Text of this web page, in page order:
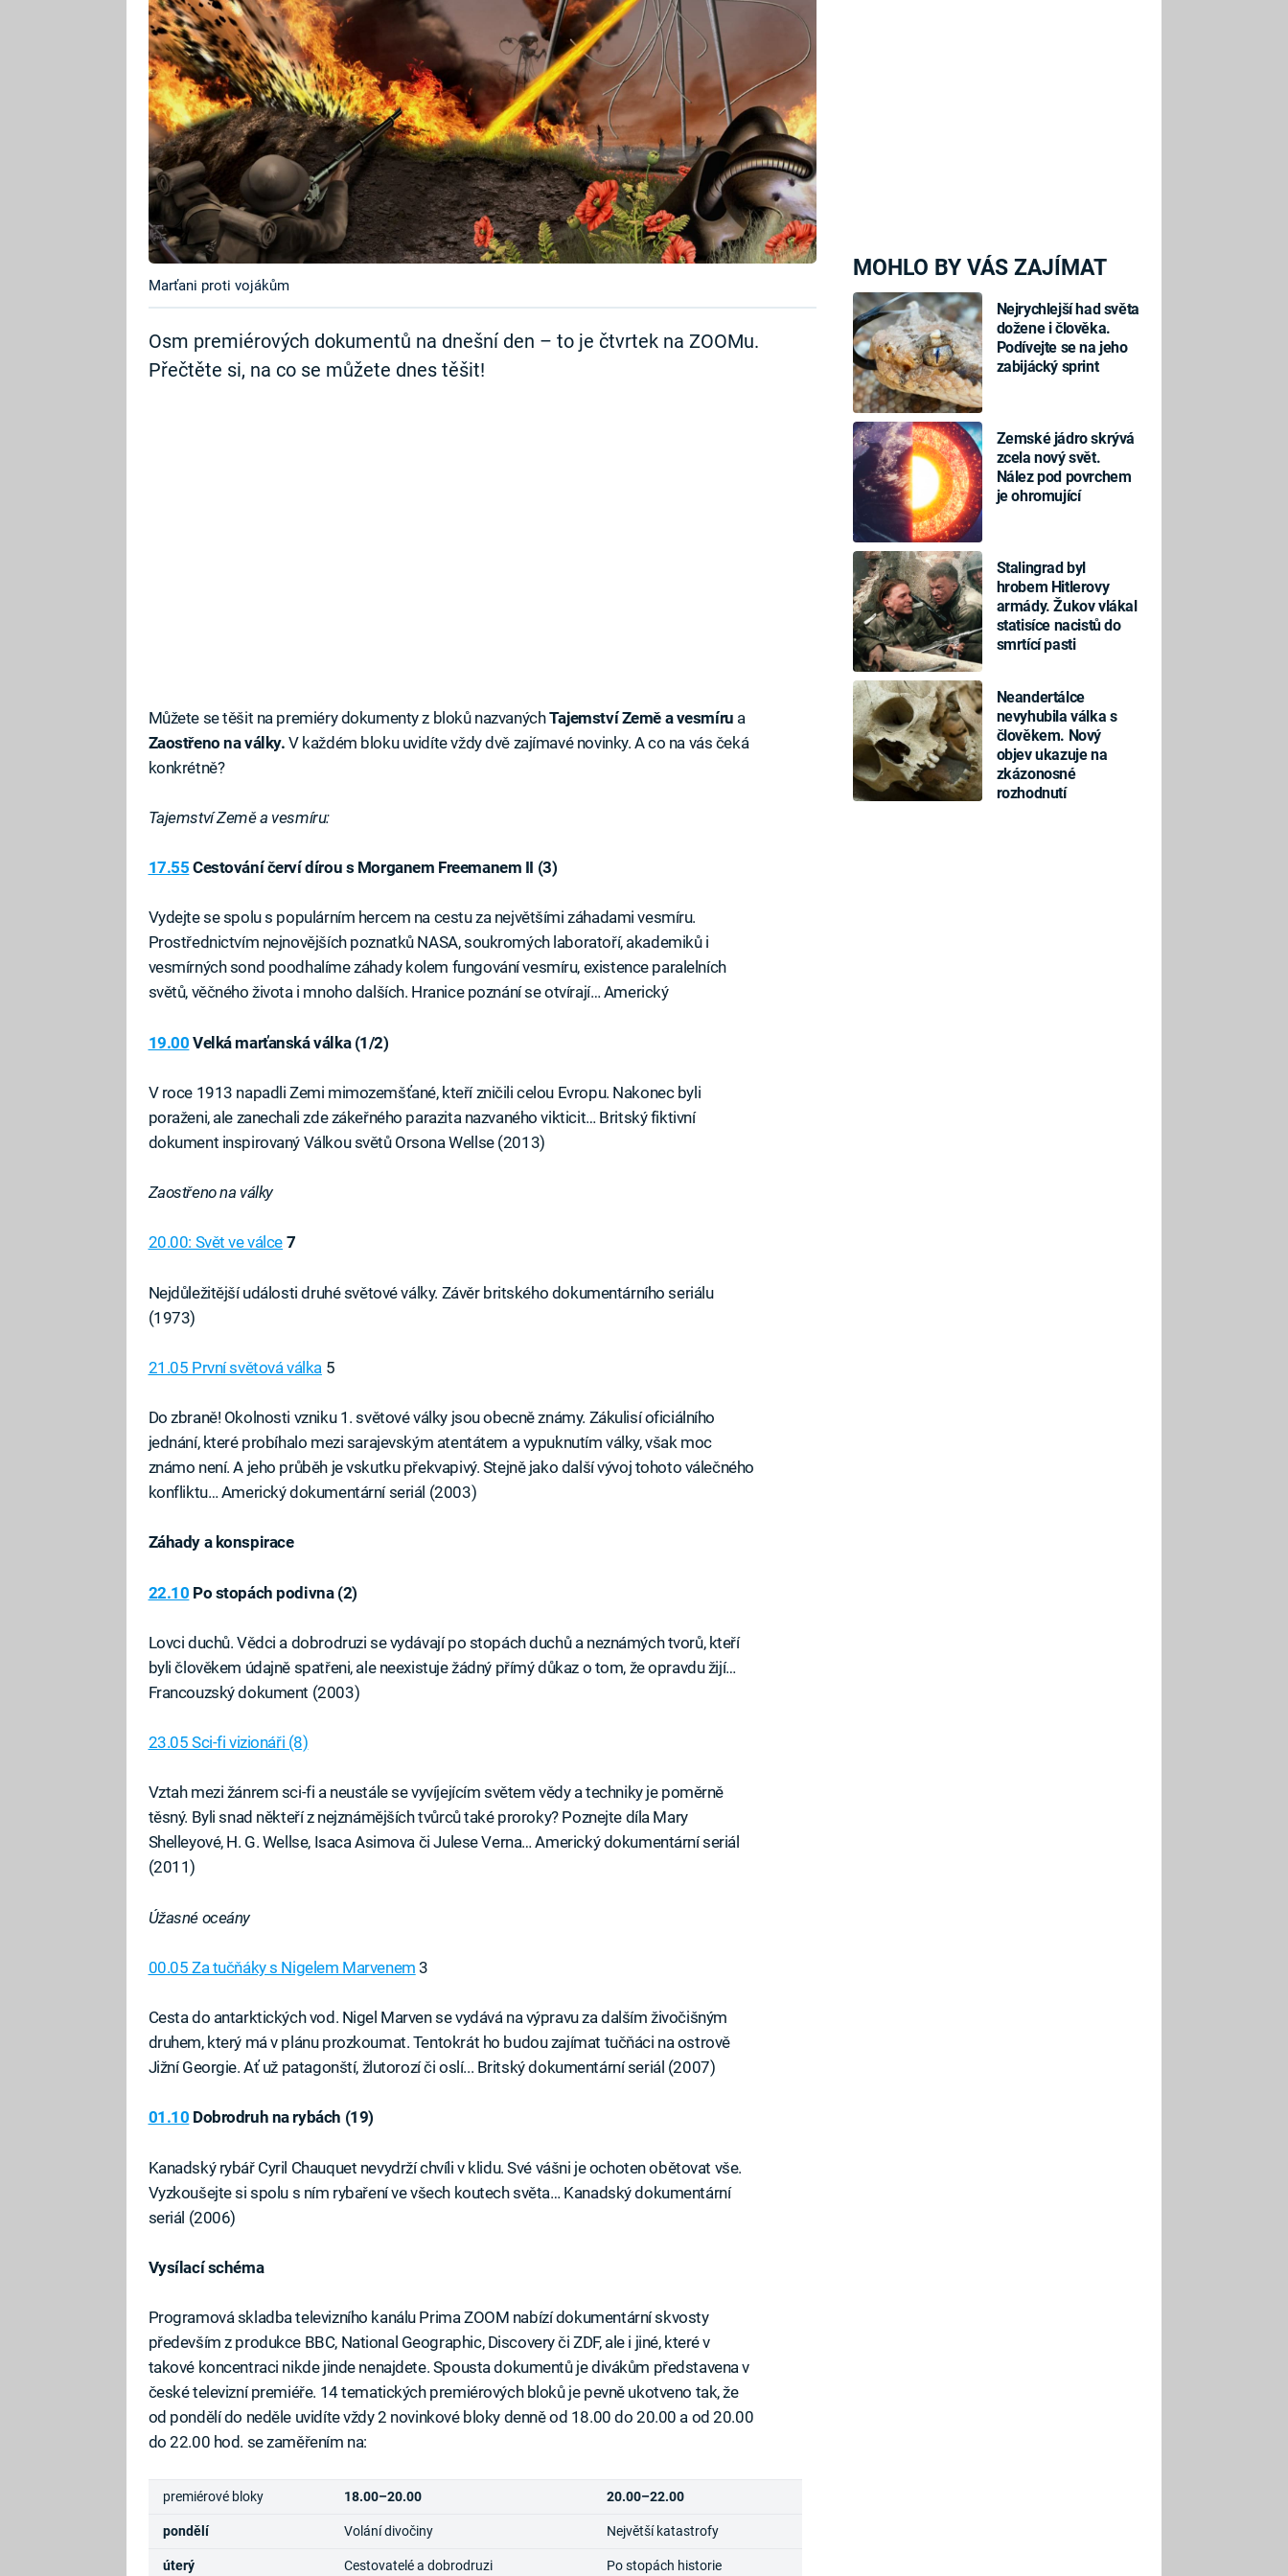
MOHLO BY VÁS ZAJÍMAT
Nejrychlejší had světa
dožene i člověka.
Podívejte se na jeho
zabijácký sprint
Zemské jádro skrývá
zcela nový svět.
Nález pod povrchem
je ohromující
Stalingrad byl
hrobem Hitlerovy
armády. Žukov vlákal
statisíce nacistů do
smrtící pasti
Neandertálce
nevyhubila válka s
člověkem. Nový
objev ukazuje na
zkázonosné
rozhodnutí
Marťani proti vojákům
Osm premiérových dokumentů na dnešní den – to je čtvrtek na ZOOMu.
Přečtěte si, na co se můžete dnes těšit!
Můžete se těšit na premiéry dokumenty z bloků nazvanýchTajemství Země a vesmíru a
Zaostřeno na války. V každém bloku uvidíte vždy dvě zajímavé novinky. A co na vás čeká
konkrétně?
Tajemství Země a vesmíru:
17.55 Cestování červí dírou s Morganem Freemanem II (3)
Vydejte se spolu s populárním hercem na cestu za největšími záhadami vesmíru.
Prostřednictvím nejnovějších poznatků NASA, soukromých laboratoří, akademiků i
vesmírných sond poodhalíme záhady kolem fungování vesmíru, existence paralelních
světů, věčného života i mnoho dalších. Hranice poznání se otvírají… Americký
19.00 Velká marťanská válka (1/2)
V roce 1913 napadli Zemi mimozemšťané, kteří zničili celou Evropu. Nakonec byli
poraženi, ale zanechali zde zákeřného parazita nazvaného vikticit… Britský fiktivní
dokument inspirovaný Válkou světů Orsona Wellse (2013)
Zaostřeno na války
20.00: Svět ve válce 7
Nejdůležitější události druhé světové války. Závěr britského dokumentárního seriálu
(1973)
21.05 První světová válka 5
Do zbraně! Okolnosti vzniku 1. světové války jsou obecně známy. Zákulisí oficiálního
jednání, které probíhalo mezi sarajevským atentátem a vypuknutím války, však moc
známo není. A jeho průběh je vskutku překvapivý. Stejně jako další vývoj tohoto válečného
konfliktu… Americký dokumentární seriál (2003)
Záhady a konspirace
22.10 Po stopách podivna (2)
Lovci duchů. Vědci a dobrodruzi se vydávají po stopách duchů a neznámých tvorů, kteří
byli člověkem údajně spatřeni, ale neexistuje žádný přímý důkaz o tom, že opravdu žijí…
Francouzský dokument (2003)
23.05 Sci-fi vizionáři (8)
Vztah mezi žánrem sci-fi a neustále se vyvíjejícím světem vědy a techniky je poměrně
těsný. Byli snad někteří z nejznámějších tvůrců také proroky? Poznejte díla Mary
Shelleyové, H. G. Wellse, Isaca Asimova či Julese Verna… Americký dokumentární seriál
(2011)
Úžasné oceány
00.05 Za tučňáky s Nigelem Marvenem 3
Cesta do antarktických vod. Nigel Marven se vydává na výpravu za dalším živočišným
druhem, který má v plánu prozkoumat. Tentokrát ho budou zajímat tučňáci na ostrově
Jižní Georgie. Ať už patagonští, žlutorozí či oslí... Britský dokumentární seriál (2007)
01.10 Dobrodruh na rybách (19)
Kanadský rybář Cyril Chauquet nevydrží chvíli v klidu. Své vášni je ochoten obětovat vše.
Vyzkoušejte si spolu s ním rybaření ve všech koutech světa… Kanadský dokumentární
seriál (2006)
Vysílací schéma
Programová skladba televizního kanálu Prima ZOOM nabízí dokumentární skvosty
především z produkce BBC, National Geographic, Discovery či ZDF, ale i jiné, které v
takové koncentraci nikde jinde nenajdete. Spousta dokumentů je divákům představena v
české televizní premiéře. 14 tematických premiérových bloků je pevně ukotveno tak, že
od pondělí do neděle uvidíte vždy 2 novinkové bloky denně od 18.00 do 20.00 a od 20.00
do 22.00 hod. se zaměřením na:
premiérové bloky 18.00–20.00 20.00–22.00
pondělí Volání divočiny Největší katastrofy
úterý Cestovatelé a dobrodruzi Po stopách historie